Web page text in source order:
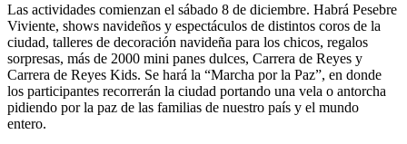
Las actividades comienzan el sábado 8 de diciembre. Habrá Pesebre
Viviente, shows navideños y espectáculos de distintos coros de la
ciudad, talleres de decoración navideña para los chicos, regalos
sorpresas, más de 2000 mini panes dulces, Carrera de Reyes y
Carrera de Reyes Kids. Se hará la “Marcha por la Paz”, en donde
los participantes recorrerán la ciudad portando una vela o antorcha
pidiendo por la paz de las familias de nuestro país y el mundo
entero.